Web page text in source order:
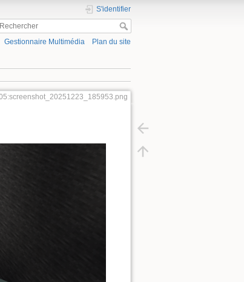
S'identifier
Gestionnaire Multimédia Plan du site